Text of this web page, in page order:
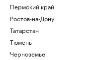
Пермский край
Ростов-на-Дону
Татарстан
Тюмень
Черноземье